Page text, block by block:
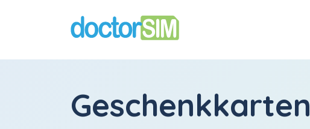
Geschenkkarten